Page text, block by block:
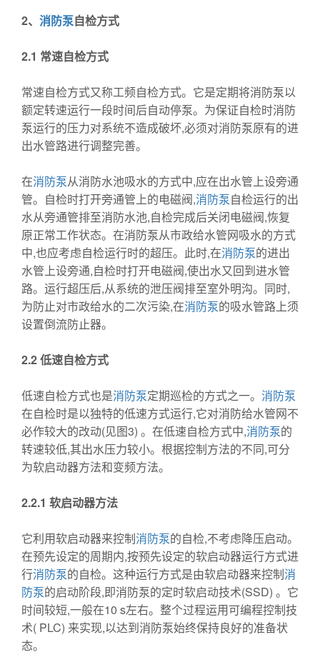
2、 消防泵自检方式
2.1 常速自检方式
常速自检方式又称工频自检方式。它是定期将消防泵以
额定转速运行一段时间后自动停泵。为保证自检时消防
泵运行的压力对系统不造成破坏,必须对消防泵原有的进
出水管路进行调整完善。
在消防泵从消防水池吸水的方式中,应在出水管上设旁通
管。自检时打开旁通管上的电磁阀,消防泵自检运行的出
水从旁通管排至消防水池,自检完成后关闭电磁阀,恢复
原正常工作状态。在消防泵从市政给水管网吸水的方式
中,也应考虑自检运行时的超压。此时,在消防泵的进出
水管上设旁通,自检时打开电磁阀,使出水又回到进水管
路。运行超压后,从系统的泄压阀排至室外明沟。同时,
为防止对市政给水的二次污染,在消防泵的吸水管路上须
设置倒流防止器。
2.2低速自检方式
低速自检方式也是消防泵定期巡检的方式之一。 消防泵
在自检时是以独特的低速方式运行,它对消防给水管网不
必作较大的改动(见图3) 。在低速自检方式中,消防泵的
转速较低,其出水压力较小。根据控制方法的不同,可分
为软启动器方法和变频方法。
2.2.1 软启动器方法
它利用软启动器来控制消防泵的自检,不考虑降压启动。
在预先设定的周期内,按预先设定的软启动器运行方式进
行消防泵的自检。这种运行方式是由软启动器来控制消
防泵的启动阶段,即消防泵的定时软启动技术(SSD) 。它
时间较短,一般在10 s左右。整个过程运用可编程控制技
术( PLC) 来实现,以达到消防泵始终保持良好的准备状
态。